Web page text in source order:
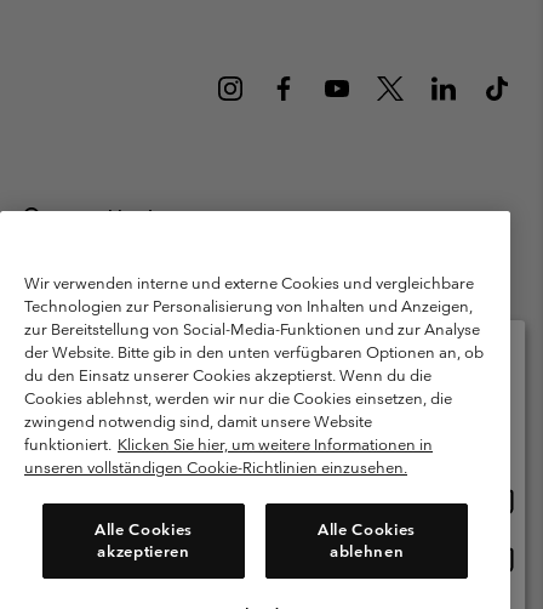
Deutschland
München Deutschland. Alle Rechte vorbehalten.
Nutzungsbedingungen
Allgemeine Verkaufsbedingungen
Garantie
Datenschutzerklärung
Bestimmungen und Bedingungen des Mitglieder Programms
Nutzungsbedingungen Für Nutzergenerierte Inhalte
Cookies
Public CBCR
Kundenservice: Mo- Fr. 9:00 - 13:00 & 14:00- 18:00 Uhr
(+)498912081004
Wir verwenden interne und externe Cookies und vergleichbare
Technologien zur Personalisierung von Inhalten und Anzeigen,
zur Bereitstellung von Social-Media-Funktionen und zur Analyse
der Website. Bitte gib in den unten verfügbaren Optionen an, ob
du den Einsatz unserer Cookies akzeptierst. Wenn du die
Cookies ablehnst, werden wir nur die Cookies einsetzen, die
zwingend notwendig sind, damit unsere Website
funktioniert. Klicken Sie hier, um weitere Informationen in
unseren vollständigen Cookie-Richtlinien einzusehen.
Alle Cookies
akzeptieren
Alle Cookies
ablehnen
Bitte wählen Sie Ihr Lieferland und Ihre Sprache
Online-Einkauf verfügbar
Deutschland